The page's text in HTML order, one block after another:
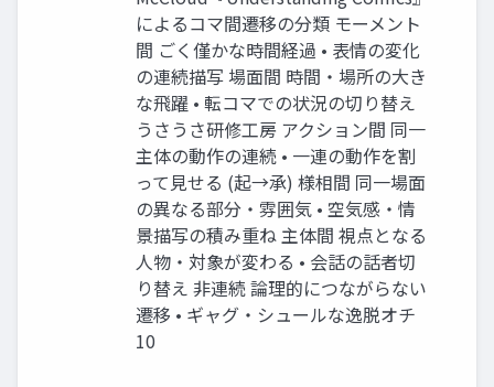
によるコマ間遷移の分類 モーメント
間 ごく僅かな時間経過 • 表情の変化
の連続描写 場面間 時間・場所の大き
な飛躍 • 転コマでの状況の切り替え
うさうさ研修工房 アクション間 同一
主体の動作の連続 • 一連の動作を割
って見せる (起→承) 様相間 同一場面
の異なる部分・雰囲気 • 空気感・情
景描写の積み重ね 主体間 視点となる
人物・対象が変わる • 会話の話者切
り替え 非連続 論理的につながらない
遷移 • ギャグ・シュールな逸脱オチ
10